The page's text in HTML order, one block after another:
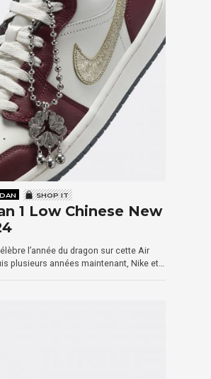
SHOP IT
1 Low Chinese New
l’année du dragon sur cette Air
plusieurs années maintenant, Nike et…